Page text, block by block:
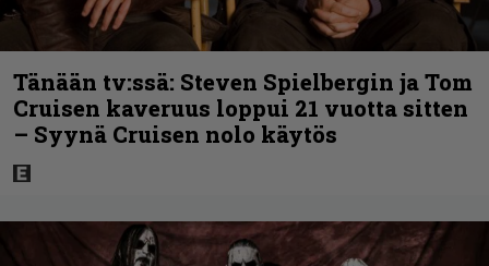
Tänään tv:ssä: Steven Spielbergin ja Tom
Cruisen kaveruus loppui 21 vuotta sitten
– Syynä Cruisen nolo käytös